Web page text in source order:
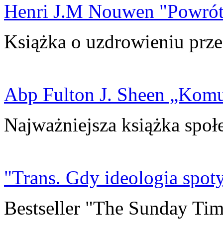
Henri J.M Nouwen
Książka o uzdrowieniu
Abp Fulton J. Sheen
Najważniejsza książka
"Trans. Gdy ideologia
Bestseller "The Sunday